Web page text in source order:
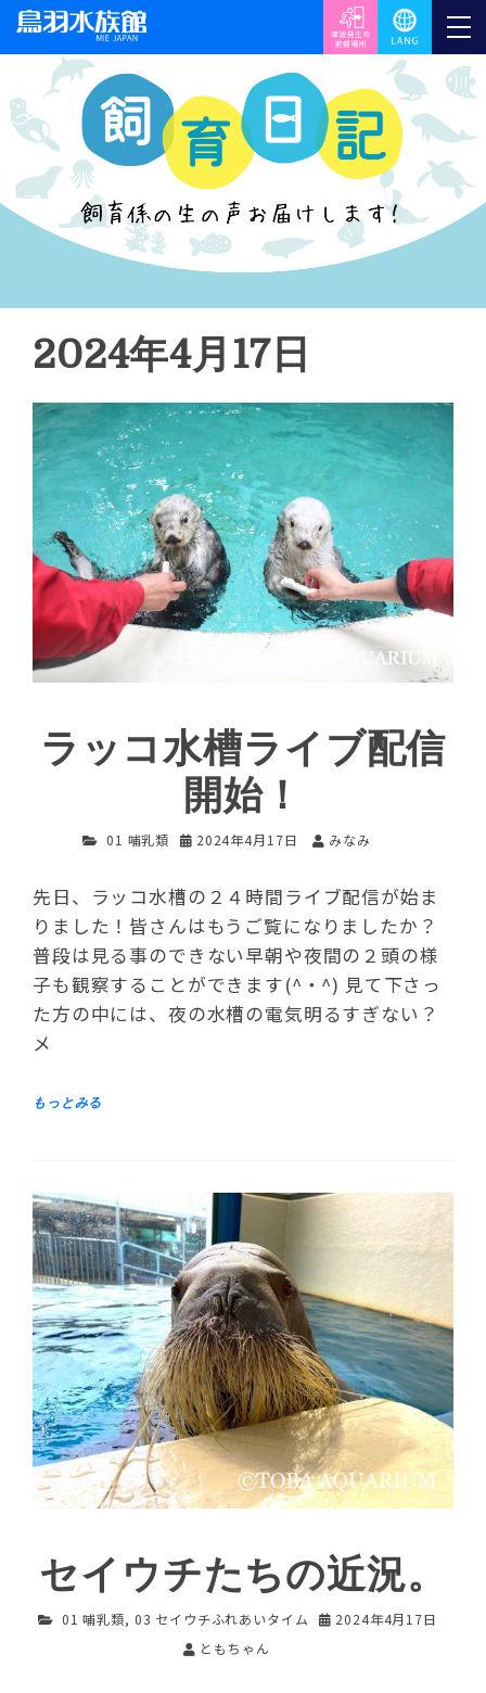
2024年4月17日
ラッコ水槽ライブ配信
開始！
01 哺乳類 2024年4月17日 みなみ
先日、ラッコ水槽の２４時間ライブ配信が始ま
りました！皆さんはもうご覧になりましたか？
普段は見る事のできない早朝や夜間の２頭の様
子も観察することができます(^・^) 見て下さっ
た方の中には、夜の水槽の電気明るすぎない？
メ
セイウチたちの近況。
01 哺乳類, 03 セイウチふれあいタイム
2024年4月17日
ともちゃん